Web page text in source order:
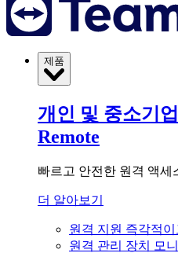
제품
개인 및 중소기업
Remote
빠르고 안전한 원격 액세
더 알아보기
원격 지원 즉각적
원격 관리 장치 모